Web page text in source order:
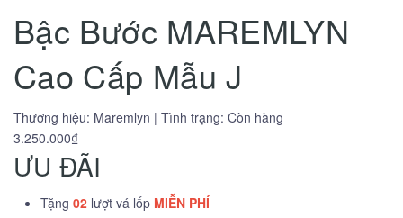
Bậc Bước MAREMLYN
Cao Cấp Mẫu J
Thương hiệu: Maremlyn | Tình trạng: Còn hàng
3.250.000₫
ƯU ĐÃI
Tặng 02 lượt vá lốp MIỄN PHÍ